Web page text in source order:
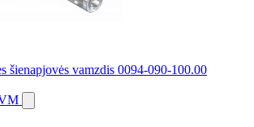
šienapjovės vamzdis 0094-090-100.00